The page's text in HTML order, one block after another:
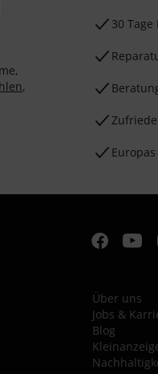
,
30
Über uns
Jobs &
Blog